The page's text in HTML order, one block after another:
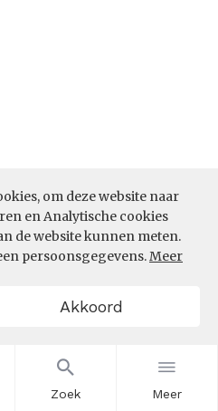
Zoek Meer
om deze website naar
en Analytische cookies
de website kunnen meten.
persoonsgegevens.Meer
Akkoord
(EBB) (05-03-2026)